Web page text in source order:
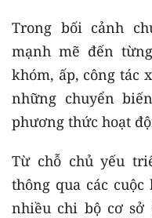
Trong bối cảnh
mạnh mẽ đến
khóm, ấp, công tác
những chuyển
phương thức hoạt
Từ chỗ chủ yếu
thông qua các
nhiều chi bộ cơ sở